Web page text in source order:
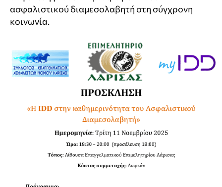
ασφαλιστικού διαμεσολαβητή στη σύγχρονη
κοινωνία.